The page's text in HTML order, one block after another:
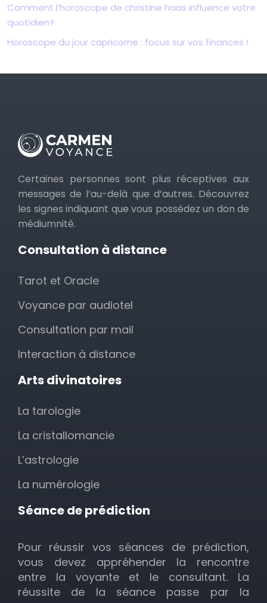
Comment l’horoscope de christine haas influence votre
quotidien?
Horoscope du jour capricorne : focus sur vos finances !
Certaines personnes sont plus réceptives aux
messages de l’au-delà que d’autres. Découvrez
les signes indiquant que vous possédez un don de
médiumnité.
Consultation à distance
Tarot et Oracle
Voyance par audiotel
Consultation par mail
Interaction à distance
Arts divinatoires
La tarologie
La cristallomancie
L’astrologie
La numérologie
Séance de prédiction
Pour réussir vos séances de prédiction,
vous devez appréhender la rencontre
entre la voyante et le consultant. La
réussite de la séance passe par la